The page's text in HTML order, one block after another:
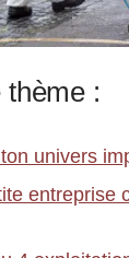
:
univers
entreprise